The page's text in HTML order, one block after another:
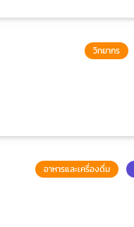
วิทยากร
อาหารและเครื่องดื่ม